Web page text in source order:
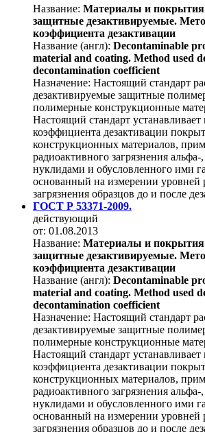
Название: Материалы и
защитные дезактивируемые.
коэффициента дезактивации
Название (англ): Decontaminable
material and coating. Method used
decontamination coefficient
Назначение: Настоящий стандарт
дезактивируемые защитные
полимерные конструкционные
Настоящий стандарт
коэффициента дезактивации
конструкционных материалов,
радиоактивного загрязнения
нуклидами и обусловленного ими
основанный на измерении уровней
загрязнения образцов до и после
ГОСТ Р 53371-2009.
действующий
от: 01.08.2013
Название: Материалы и
защитные дезактивируемые.
коэффициента дезактивации
Название (англ): Decontaminable
material and coating. Method used
decontamination coefficient
Назначение: Настоящий стандарт
дезактивируемые защитные
полимерные конструкционные
Настоящий стандарт
коэффициента дезактивации
конструкционных материалов,
радиоактивного загрязнения
нуклидами и обусловленного ими
основанный на измерении уровней
загрязнения образцов до и после